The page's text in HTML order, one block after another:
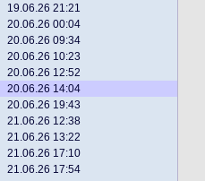
19.06.26 21:21
20.06.26 00:04
20.06.26 09:34
20.06.26 10:23
20.06.26 12:52
20.06.26 14:04
20.06.26 19:43
21.06.26 12:38
21.06.26 13:22
21.06.26 17:10
21.06.26 17:54